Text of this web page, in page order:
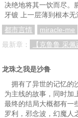
决绝地将其一饮而尽。
牙镀 上一层薄到根本
都市言情
miracle-me
最新章：
【克鲁鲁 采
龙珠之我是沙鲁
拥有了异世的记忆的
为主线的故事，同时加
最终的结局大概都有一
罗利，邪念波，幻魔人